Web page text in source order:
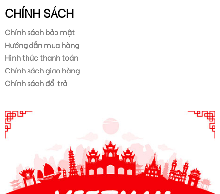
CHÍNH SÁCH
Chính sách bảo mật
Hướng dẫn mua hàng
Hình thức thanh toán
Chính sách giao hàng
Chính sách đổi trả